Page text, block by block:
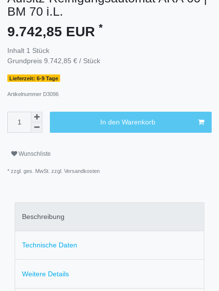
BM 70 i.L.
9.742,85 EUR *
Inhalt 1 Stück
Grundpreis 9.742,85 € / Stück
Lieferzeit: 6-9 Tage
Artikelnummer D3096
In den Warenkorb
Wunschliste
* zzgl. ges. MwSt. zzgl. Versandkosten
Beschreibung
Technische Daten
Weitere Details